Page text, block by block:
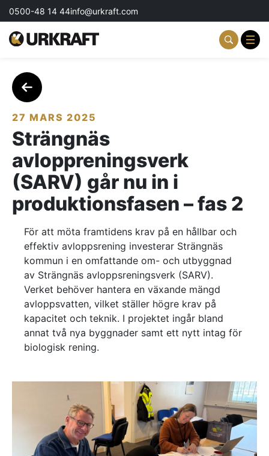
0500-48 14 44info@urkraft.com
Partnering & Samverkan
Event & Aktiviteter
Profil & Kommunikation
Aktuellt
Kontakta oss
Om oss
Referenser
AKTUELLT
— Inre hamnen etapp 2 – tillsammans bygger
vi framtidens Norrköping
— Erfarenhetsåterföring skapar mervärde i
allt mer komplexa?
— Partnering i praktiken – Växjös nya simhall
går in i produktion
KONTAKT
Drottninggatan 6
541 31 Skövde
27 MARS 2025
Strängnäs
avloppreningsverk
(SARV) går nu in i
produktionsfasen – fas 2
För att möta framtidens krav på en hållbar och
effektiv avloppsrening investerar Strängnäs
kommun i en omfattande om- och utbyggnad
av Strängnäs avloppsreningsverk (SARV).
Verket behöver hantera en växande mängd
avloppsvatten, vilket ställer högre krav på
kapacitet och teknik. I projektet ingår bland
annat två nya byggnader samt ett nytt intag för
biologisk rening.